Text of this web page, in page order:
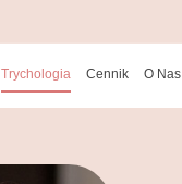
Trychologia Cennik O Nas